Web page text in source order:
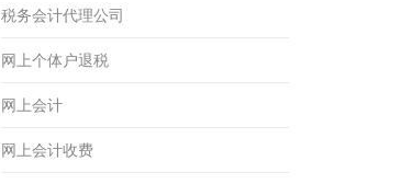
税务会计代理公司
网上个体户退税
网上会计
网上会计收费